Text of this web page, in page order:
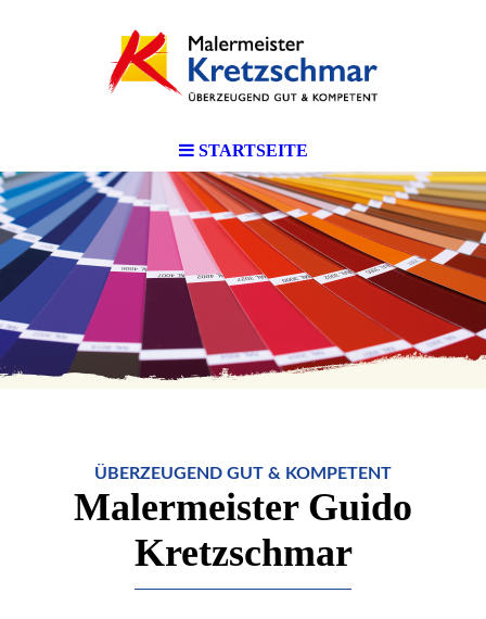
STARTSEITE
ÜBERZEUGEND GUT & KOMPETENT
Malermeister Guido
Kretzschmar